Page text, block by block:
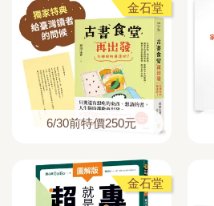
金石堂
6/30前特價250元
金石堂